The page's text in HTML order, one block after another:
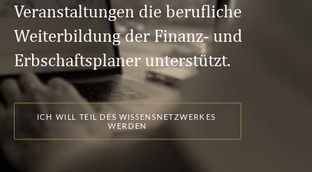
Veranstaltungen die berufliche
Weiterbildung der Finanz- und
Erbschaftsplaner unterstützt.
ICH WILL TEIL DES WISSENSNETZWERKES
WERDEN